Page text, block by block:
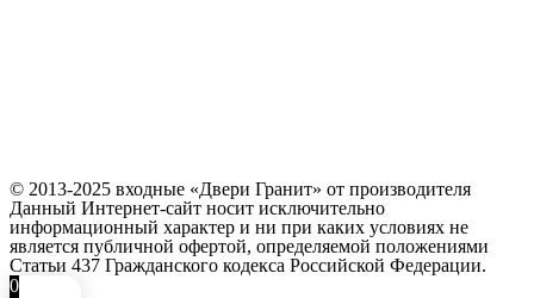
© 2013-2025 входные «Двери Гранит» от производителя
Данный Интернет-сайт носит исключительно
информационный характер и ни при каких условиях не
является публичной офертой, определяемой положениями
Статьи 437 Гражданского кодекса Российской Федерации.
0